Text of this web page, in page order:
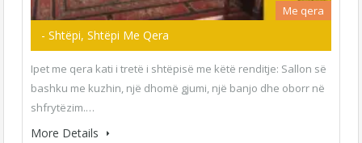
Me qera
- Shtëpi, Shtëpi Me Qera
Ipet me qera kati i tretë i shtëpisë me këtë renditje: Sallon së
bashku me kuzhin, një dhomë gjumi, një banjo dhe oborr në
shfrytëzim.…
More Details